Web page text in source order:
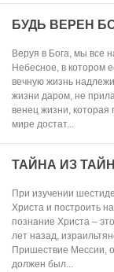
БУДЬ ВЕРЕН
Веруя в Бога, мы все
Небесное, в котором
вечную жизнь
жизни даром, не
венец жизни, которая
мире достат...
ТАЙНА ИЗ ТАЙН
При изучении
Христа и построить
познание Христа –
лет назад,
Пришествие Мессии,
должен был...